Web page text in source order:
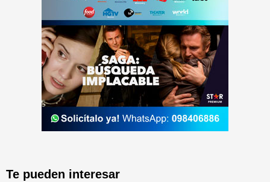
Te pueden interesar